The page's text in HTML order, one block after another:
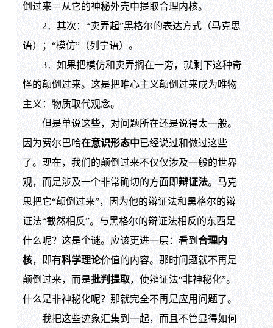
倒过来＝从它的神秘外壳中提取合理内核。
2．其次：“卖弄起”黑格尔的表达方式（马克思
语）；“模仿”（列宁语）。
3．如果把模仿和卖弄搁在一旁，就剩下这种奇
怪的颠倒过来。这是把唯心主义颠倒过来成为唯物
主义：物质取代观念。
但是单说这些，对问题所在还是说得太一般。
因为费尔巴哈在意识形态中已经说过和做过这些
了。现在，我们的颠倒过来不仅仅涉及一般的世界
观，而是涉及一个非常确切的方面即辩证法。马克
思把它“颠倒过来”，因为他的辩证法和黑格尔的辩
证法“截然相反”。与黑格尔的辩证法相反的东西是
什么呢？这是个谜。应该更进一层：看到 合理内
核，即有科学理论价值的内容。那时问题就不再是
颠倒过来，而是批判提取，使辩证法“非神秘化”。
什么是非神秘化呢？那就完全不再是应用问题了。
我把这些迹象汇集到一起，而且不管显得如何